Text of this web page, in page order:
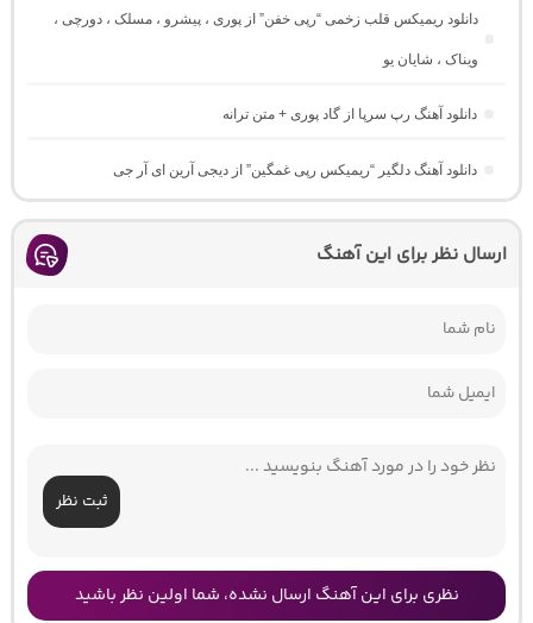
دانلود ریمیکس قلب زخمی “رپی خفن” از پوری ، پیشرو ، مسلک ، دورچی ،
ویناک ، شایان یو
دانلود آهنگ رپ سرپا از گاد پوری + متن ترانه
دانلود آهنگ دلگیر “ریمیکس رپی غمگین” از دیجی آرین ای آر جی
ارسال نظر برای این آهنگ
ثبت نظر
نظری برای این آهنگ ارسال نشده، شما اولین نظر باشید